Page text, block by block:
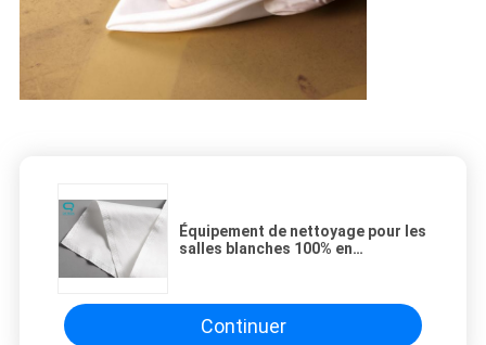
Équipement de nettoyage pour les
salles blanches 100% en
Continuer